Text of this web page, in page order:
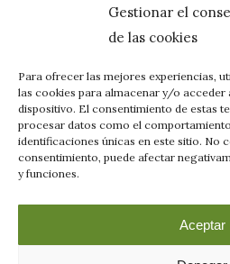
Gestionar el
de las cookies
Para ofrecer las mejores experiencias,
las cookies para almacenar y/o acceder
dispositivo. El consentimiento de estas
procesar datos como el
identificaciones únicas en este sitio. No
consentimiento, puede afectar
y funciones.
Aceptar
C. Quince de Junio, 21,